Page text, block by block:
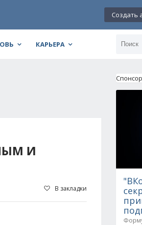
Создать
КАРЬЕРА
И
В закладки